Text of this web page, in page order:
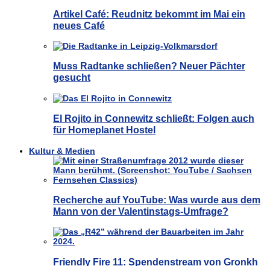
Artikel Café: Reudnitz bekommt im Mai ein
neues Café
Muss Radtanke schließen? Neuer Pächter
gesucht
El Rojito in Connewitz schließt: Folgen auch
für Homeplanet Hostel
Kultur & Medien
Recherche auf YouTube: Was wurde aus dem
Mann von der Valentinstags-Umfrage?
Friendly Fire 11: Spendenstream von Gronkh